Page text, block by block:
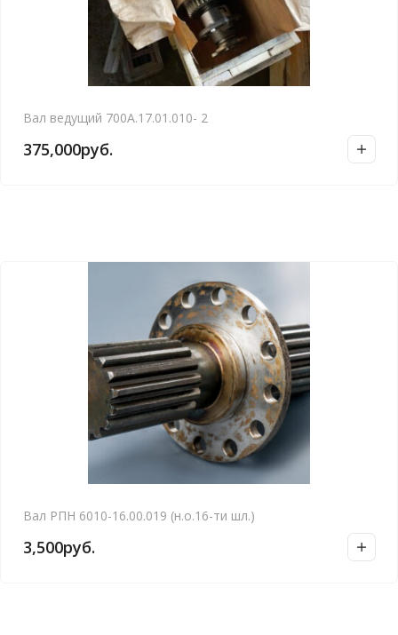
Вал ведущий 700А.17.01.010- 2
375,000руб.
Вал РПН 6010-16.00.019 (н.о.16-ти шл.)
3,500руб.